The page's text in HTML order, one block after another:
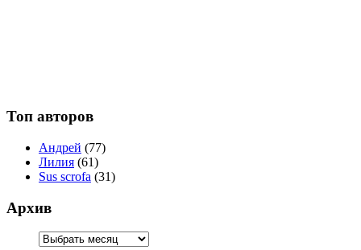
Топ авторов
Андрей (77)
Лилия (61)
Sus scrofa (31)
Архив